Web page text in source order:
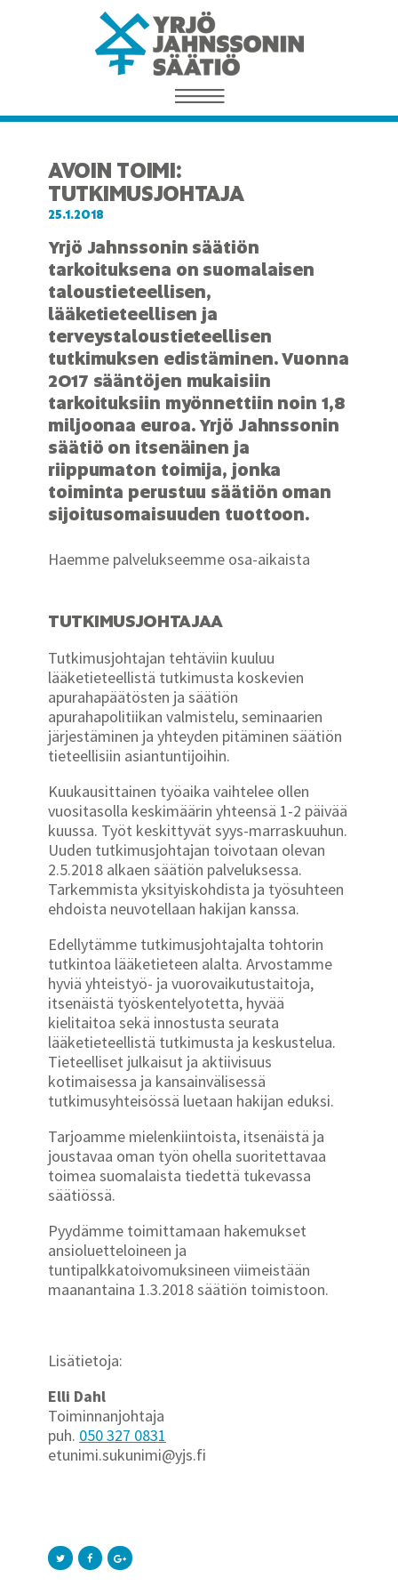
AVOIN TOIMI:
TUTKIMUSJOHTAJA
25.1.2018
Yrjö Jahnssonin säätiön
tarkoituksena on suomalaisen
taloustieteellisen,
lääketieteellisen ja
terveystaloustieteellisen
tutkimuksen edistäminen. Vuonna
2017 sääntöjen mukaisiin
tarkoituksiin myönnettiin noin 1,8
miljoonaa euroa. Yrjö Jahnssonin
säätiö on itsenäinen ja
riippumaton toimija, jonka
toiminta perustuu säätiön oman
sijoitusomaisuuden tuottoon.
Haemme palvelukseemme osa-aikaista
TUTKIMUSJOHTAJAA
Tutkimusjohtajan tehtäviin kuuluu
lääketieteellistä tutkimusta koskevien
apurahapäätösten ja säätiön
apurahapolitiikan valmistelu, seminaarien
järjestäminen ja yhteyden pitäminen säätiön
tieteellisiin asiantuntijoihin.
Kuukausittainen työaika vaihtelee ollen
vuositasolla keskimäärin yhteensä 1-2 päivää
kuussa. Työt keskittyvät syys-marraskuuhun.
Uuden tutkimusjohtajan toivotaan olevan
2.5.2018 alkaen säätiön palveluksessa.
Tarkemmista yksityiskohdista ja työsuhteen
ehdoista neuvotellaan hakijan kanssa.
Edellytämme tutkimusjohtajalta tohtorin
tutkintoa lääketieteen alalta. Arvostamme
hyviä yhteistyö- ja vuorovaikutustaitoja,
itsenäistä työskentelyotetta, hyvää
kielitaitoa sekä innostusta seurata
lääketieteellistä tutkimusta ja keskustelua.
Tieteelliset julkaisut ja aktiivisuus
kotimaisessa ja kansainvälisessä
tutkimusyhteisössä luetaan hakijan eduksi.
Tarjoamme mielenkiintoista, itsenäistä ja
joustavaa oman työn ohella suoritettavaa
toimea suomalaista tiedettä tukevassa
säätiössä.
Pyydämme toimittamaan hakemukset
ansioluetteloineen ja
tuntipalkkatoivomuksineen viimeistään
maanantaina 1.3.2018 säätiön toimistoon.
Lisätietoja:
Elli Dahl
Toiminnanjohtaja
puh. 050 327 0831
etunimi.sukunimi@yjs.fi